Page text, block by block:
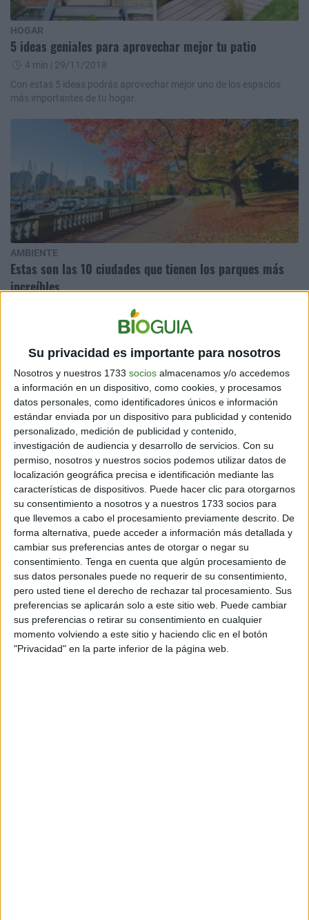
Su privacidad es importante para nosotros
Nosotros y nuestros 1733 socios almacenamos y/o accedemos
a información en un dispositivo, como cookies, y procesamos
datos personales, como identificadores únicos e información
estándar enviada por un dispositivo para publicidad y contenido
personalizado, medición de publicidad y contenido,
investigación de audiencia y desarrollo de servicios. Con su
permiso, nosotros y nuestros socios podemos utilizar datos de
localización geográfica precisa e identificación mediante las
características de dispositivos. Puede hacer clic para otorgarnos
su consentimiento a nosotros y a nuestros 1733 socios para
que llevemos a cabo el procesamiento previamente descrito. De
forma alternativa, puede acceder a información más detallada y
cambiar sus preferencias antes de otorgar o negar su
consentimiento. Tenga en cuenta que algún procesamiento de
sus datos personales puede no requerir de su consentimiento,
pero usted tiene el derecho de rechazar tal procesamiento. Sus
preferencias se aplicarán solo a este sitio web. Puede cambiar
sus preferencias o retirar su consentimiento en cualquier
momento volviendo a este sitio y haciendo clic en el botón
"Privacidad" en la parte inferior de la página web.
HOGAR
5 ideas geniales para aprovechar mejor tu patio
4 min | 29/11/2018
Con estas 5 ideas podrás aprovechar mejor uno de los espacios
más importantes de tu hogar.
AMBIENTE
Estas son las 10 ciudades que tienen los parques más
increíbles
Si alguna vez te encuentras en alguna de estas ciudades, no olvides
HOGAR
¿Cómo diseñar un jardín en el baño? ¡8 ideas fabulosas!
| 14/06/2018
Aquí tienes algunas ideas fantásticas para realizarlo con poco
dinero. ¡Invierte en un jardín para tu cuarto de baño y deja que sea
la estrella de tu decoración!